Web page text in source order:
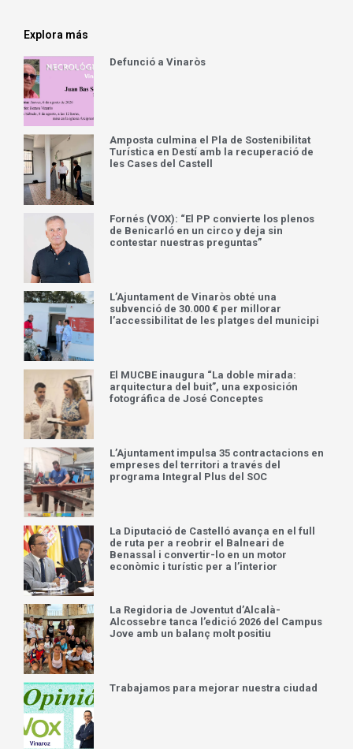
Explora más
Defunció a Vinaròs
Amposta culmina el Pla de Sostenibilitat
Turística en Destí amb la recuperació de
les Cases del Castell
Fornés (VOX): “El PP convierte los plenos
de Benicarló en un circo y deja sin
contestar nuestras preguntas”
L’Ajuntament de Vinaròs obté una
subvenció de 30.000 € per millorar
l’accessibilitat de les platges del municipi
El MUCBE inaugura “La doble mirada:
arquitectura del buit”, una exposición
fotográfica de José Conceptes
L’Ajuntament impulsa 35 contractacions en
empreses del territori a través del
programa Integral Plus del SOC
La Diputació de Castelló avança en el full
de ruta per a reobrir el Balneari de
Benassal i convertir-lo en un motor
econòmic i turístic per a l’interior
La Regidoria de Joventut d’Alcalà-
Alcossebre tanca l’edició 2026 del Campus
Jove amb un balanç molt positiu
Trabajamos para mejorar nuestra ciudad